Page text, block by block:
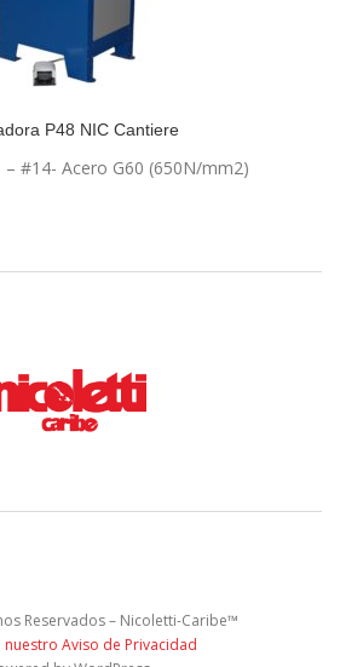
P48 NIC Cantiere
– #14- Acero G60 (650N/mm2)
Reservados – Nicoletti-Caribe™
nuestro Aviso de Privacidad